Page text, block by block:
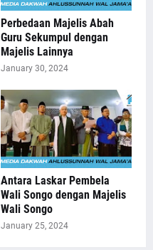
Perbedaan Majelis Abah
Guru Sekumpul dengan
Majelis Lainnya
January 30, 2024
Antara Laskar Pembela
Wali Songo dengan Majelis
Wali Songo
January 25, 2024